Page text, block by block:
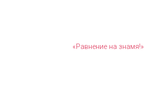
«Равнение на знамя!»